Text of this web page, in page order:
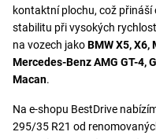
kontaktní plochu, což
stabilitu při vysokých
na vozech jakoBMW X5,
Mercedes-Benz AMG GT-4,
Macan.
Na e-shopu BestDrive
295/35 R21 od